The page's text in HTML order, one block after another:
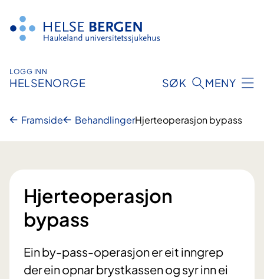
innhald
LOGG INN
HELSENORGE SØK MENY
Framside BehandlingerHjerteoperasjon bypass
Hjerteoperasjon
bypass
Ein by-pass-operasjon er eit inngrep
der ein opnar brystkassen og syr inn ei